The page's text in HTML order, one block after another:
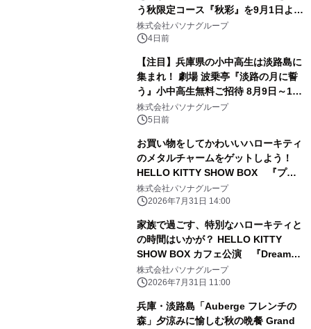
う秋限定コース『秋彩』を9月1日より
提供開始
株式会社パソナグループ
4日前
【注目】兵庫県の小中高生は淡路島に
集まれ！ 劇場 波乗亭『淡路の月に誓
う』小中高生無料ご招待 8月9日～17
日の期間限定で実施
株式会社パソナグループ
5日前
お買い物をしてかわいいハローキティ
のメタルチャームをゲットしよう！
HELLO KITTY SHOW BOX 『プレ
ゼントキャンペーン』 8月8日より開
始
株式会社パソナグループ
2026年7月31日 14:00
家族で過ごす、特別なハローキティと
の時間はいかが？ HELLO KITTY
SHOW BOX カフェ公演 『Dreamy
Autumn』 9月1日より開催
株式会社パソナグループ
2026年7月31日 11:00
兵庫・淡路島「Auberge フレンチの
森」夕涼みに愉しむ秋の晩餐 Grand